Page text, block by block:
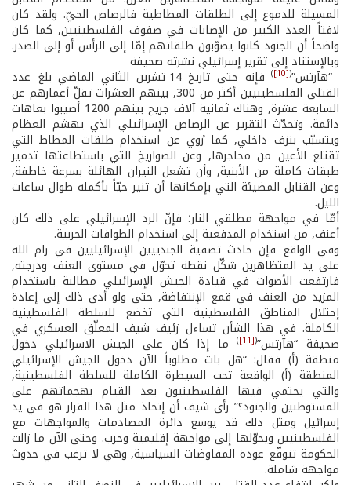
المسيلة للدموع إلى الطلقات المطاطية فالرصاص الحيّ. ولقد كان
لافتاً العدد الكبير من الإصابات في صفوف الفلسطينيين, كما كان
واضحاً أن الجنود كانوا يصوّبون طلقاتهم إمّا إلى الرأس أو إلى الصدر.
وبالإستناد إلى تقرير إسرائيلي نشرته صحيفة
“هآرتس”(
[10]
) فإنه حتى تاريخ 14 تشرين الثاني الماضي بلغ عدد
القتلى الفلسطينيين أكثر من 300, بينهم العشرات تقلّ أعمارهم عن
السابعة عشرة, وهناك ثمانية آلاف جريح بينهم 1200 أصيبوا بعاهات
دائمة. وتحدّث التقرير عن الرصاص الإسرائيلي الذي يهشم العظام
ويتسبّب بنزف داخلي, كما رُوي عن استخدام طلقات المطاط التي
تقتلع الأعين من محاجرها, وعن الصواريخ التي باستطاعتها تدمير
طبقات كاملة من الأبنية, وأن تشعل النيران الهائلة بسرعة خاطفة,
وعن القنابل المضيئة التي بإمكانها أن تنير حيّاً بأكمله طوال ساعات
الليل.
أمّا في مواجهة مطلقي النار؛ فإنّ الرد الإسرائيلي على ذلك كان
أعنف, من استخدام المدفعية إلى استخدام الطوافات الحربية.
وفي الواقع فإن حادث تصفية الجندييين الإسرائيليين في رام الله
على يد المتظاهرين شكّل نقطة تحوّل في مستوى العنف ودرجته,
فارتفعت الأصوات في قيادة الجيش الإسرائيلي مطالبة باستخدام
المزيد من العنف في قمع الإنتفاضة, حتى ولو أدى ذلك إلى إعادة
إحتلال المناطق الفلسطينية التي تخضع للسلطة الفلسطينية
الكاملة. في هذا الشأن تساءل زئيف شيف المعلّق العسكري في
صحيفة “هآرتس”(
[11]
)ما إذا كان على الجيش الاسرائيلي دخول
منطقة (أ) فقال: “هل بات مطلوباً الآن دخول الجيش الإسرائيلي
المنطقة (أ) الواقعة تحت السيطرة الكاملة للسلطة الفلسطينية,
والتي يحتمي فيها الفلسطينيون بعد القيام بهجماتهم على
المستوطنين والجنود؟” رأى شيف أن إتخاذ مثل هذا القرار هو في يد
إسرائيل ومثل ذلك قد يوسع دائرة المصادمات والمواجهات مع
الفلسطينيين ويحوّلها إلى مواجهة إقليمية وحرب. وحتى الآن ما زالت
الحكومة تتوقّع عودة المفاوضات السياسية, وهي لا ترغب في حدوث
مواجهة شاملة.